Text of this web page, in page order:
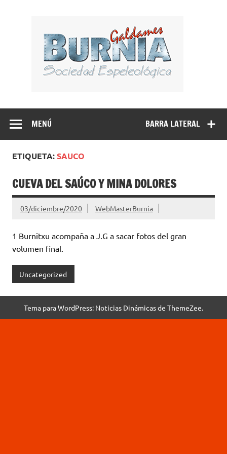
Espeleología Caving Encartaciones Bizkaia Galdames
Turtziotz -Trucios Karrantza – Carranza. Cueva, sima,
Leize, Kobazulo, CaveBARRA LATERAL
MENÚ
ETIQUETA:SAUCO
CUEVA DEL SAÚCO Y MINA DOLORES
03/diciembre/2020 WebMasterBurnia
1 Burnitxu acompaña a J.G a sacar fotos del gran
volumen final.
Uncategorized
Tema para WordPress: Noticias Dinámicas de ThemeZee.